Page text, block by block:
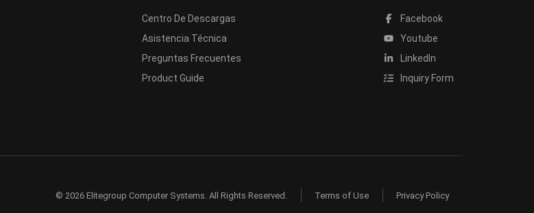
Centro De Descargas
Asistencia Técnica
Preguntas Frecuentes
Product Guide
Facebook
Youtube
LinkedIn
Inquiry Form
© 2026 Elitegroup Computer Systems. All Rights Reserved. Terms of Use Privacy Policy